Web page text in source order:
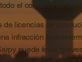
el condado de Sarpy.
de licencias de
infracción
puede tener